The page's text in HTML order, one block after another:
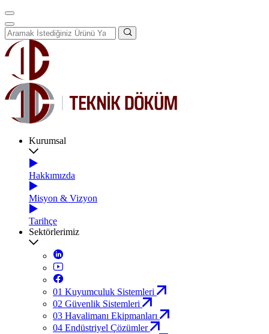
Kurumsal
Hakkımızda
Misyon & Vizyon
Tarihçe
Sektörlerimiz
01 Kuyumculuk Sistemleri
02 Güvenlik Sistemleri
03 Havalimanı Ekipmanları
04 Endüstriyel Çözümler